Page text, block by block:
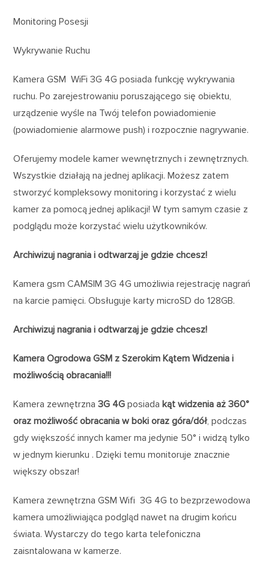
Monitoring Posesji
Wykrywanie Ruchu
Kamera GSM WiFi 3G 4G posiada funkcję wykrywania
ruchu. Po zarejestrowaniu poruszającego się obiektu,
urządzenie wyśle na Twój telefon powiadomienie
(powiadomienie alarmowe push) i rozpocznie nagrywanie.
Oferujemy modele kamer wewnętrznych i zewnętrznych.
Wszystkie działają na jednej aplikacji. Możesz zatem
stworzyć kompleksowy monitoring i korzystać z wielu
kamer za pomocą jednej aplikacji! W tym samym czasie z
podglądu może korzystać wielu użytkowników.
Archiwizuj nagrania i odtwarzaj je gdzie chcesz!
Kamera gsm CAMSIM 3G 4G umożliwia rejestrację nagrań
na karcie pamięci. Obsługuje karty microSD do 128GB.
Archiwizuj nagrania i odtwarzaj je gdzie chcesz!
Kamera Ogrodowa GSM z Szerokim Kątem Widzenia i
możliwością obracania!!!
Kamera zewnętrzna3G 4G posiadakąt widzenia aż 360°
oraz możliwość obracania w boki oraz góra/dół, podczas
gdy większość innych kamer ma jedynie 50° i widzą tylko
w jednym kierunku . Dzięki temu monitoruje znacznie
większy obszar!
Kamera zewnętrzna GSM Wifi 3G 4G to bezprzewodowa
kamera umożliwiająca podgląd nawet na drugim końcu
świata. Wystarczy do tego karta telefoniczna
zaisntalowana w kamerze.